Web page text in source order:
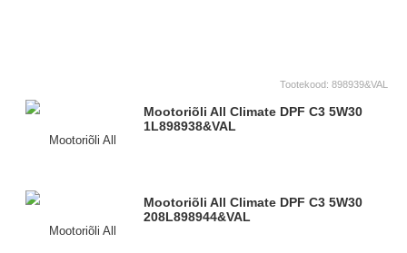
Tootekood: 898939&VAL
Mootoriõli All Climate DPF C3 5W30
1L898938&VAL
Mootoriõli All Climate DPF C3 5W30
208L898944&VAL